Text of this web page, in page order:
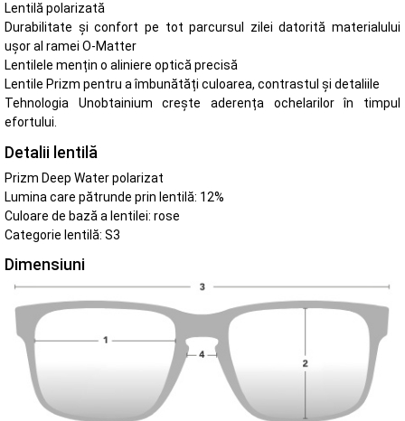
Lentilă polarizată
Durabilitate și confort pe tot parcursul zilei datorită materialului
ușor al ramei O-Matter
Lentilele mențin o aliniere optică precisă
Lentile Prizm pentru a îmbunătăți culoarea, contrastul și detaliile
Tehnologia Unobtainium crește aderența ochelarilor în timpul
efortului.
Detalii lentilă
Prizm Deep Water polarizat
Lumina care pătrunde prin lentilă: 12%
Culoare de bază a lentilei: rose
Categorie lentilă: S3
Dimensiuni